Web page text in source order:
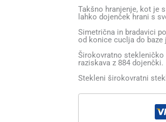
Takšno hranjenje, kot je
lahko dojenček hrani s
Simetrična in bradavici
od konice cuclja do
Širokovratno stekleničko
raziskava z 884 dojenčki.
Stekleni širokovratni